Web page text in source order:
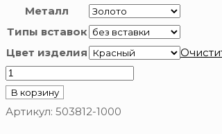
Металл
Типы вставок
Цвет изделия
Количество
товара
Серьги
В корзину
Артикул: 503812-1000